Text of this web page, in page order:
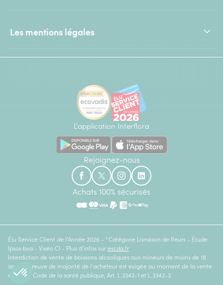
Les mentions légales
L'application Interflora
Rejoignez-nous
Achats 100% sécurisés
Élu Service Client de l'Année 2026 - *Catégorie Livraison de fleurs - Étude
Ipsos bva - Viséo CI - Plus d'infos sur escda.fr
Interdiction de vente de boissons alcooliques aux mineurs de moins de 18
ans. La preuve de majorité de l'acheteur est exigée au moment de la vente
en ligne. Code de la santé publique, Art. L.3342-1 et L.3342-3